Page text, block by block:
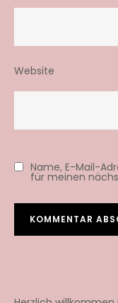
Website
Name, E-Mail-
für meinen